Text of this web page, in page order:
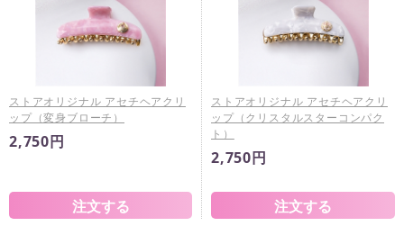
ストアオリジナル アセチヘアクリ
ップ（変身ブローチ）
2,750円
ストアオリジナル アセチヘアクリ
ップ（クリスタルスターコンパク
ト）
2,750円